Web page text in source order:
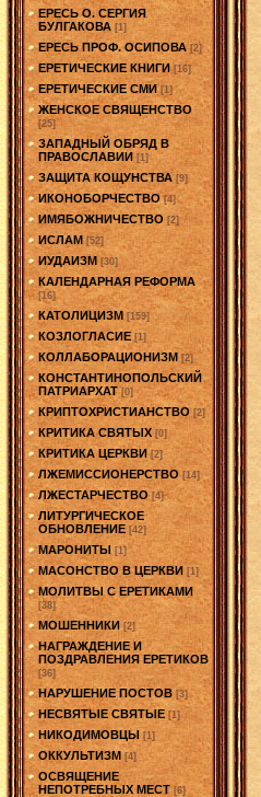
ЕРЕСЬ О. СЕРГИЯ
БУЛГАКОВА [1]
ЕРЕСЬ ПРОФ. ОСИПОВА [2]
ЕРЕТИЧЕСКИЕ КНИГИ [16]
ЕРЕТИЧЕСКИЕ СМИ [1]
ЖЕНСКОЕ СВЯЩЕНСТВО
[25]
ЗАПАДНЫЙ ОБРЯД В
ПРАВОСЛАВИИ [1]
ЗАЩИТА КОЩУНСТВА [9]
ИКОНОБОРЧЕСТВО [4]
ИМЯБОЖНИЧЕСТВО [2]
ИСЛАМ [52]
ИУДАИЗМ [30]
КАЛЕНДАРНАЯ РЕФОРМА
[16]
КАТОЛИЦИЗМ [159]
КОЗЛОГЛАСИЕ [1]
КОЛЛАБОРАЦИОНИЗМ [2]
КОНСТАНТИНОПОЛЬСКИЙ
ПАТРИАРХАТ [0]
КРИПТОХРИСТИАНСТВО [2]
КРИТИКА СВЯТЫХ [0]
КРИТИКА ЦЕРКВИ [2]
ЛЖЕМИССИОНЕРСТВО [14]
ЛЖЕСТАРЧЕСТВО [4]
ЛИТУРГИЧЕСКОЕ
ОБНОВЛЕНИЕ [42]
МАРОНИТЫ [1]
МАСОНСТВО В ЦЕРКВИ [1]
МОЛИТВЫ С ЕРЕТИКАМИ
[38]
МОШЕННИКИ [2]
НАГРАЖДЕНИЕ И
ПОЗДРАВЛЕНИЯ ЕРЕТИКОВ
[36]
НАРУШЕНИЕ ПОСТОВ [3]
НЕСВЯТЫЕ СВЯТЫЕ [1]
НИКОДИМОВЦЫ [1]
ОККУЛЬТИЗМ [4]
ОСВЯЩЕНИЕ
НЕПОТРЕБНЫХ МЕСТ [6]